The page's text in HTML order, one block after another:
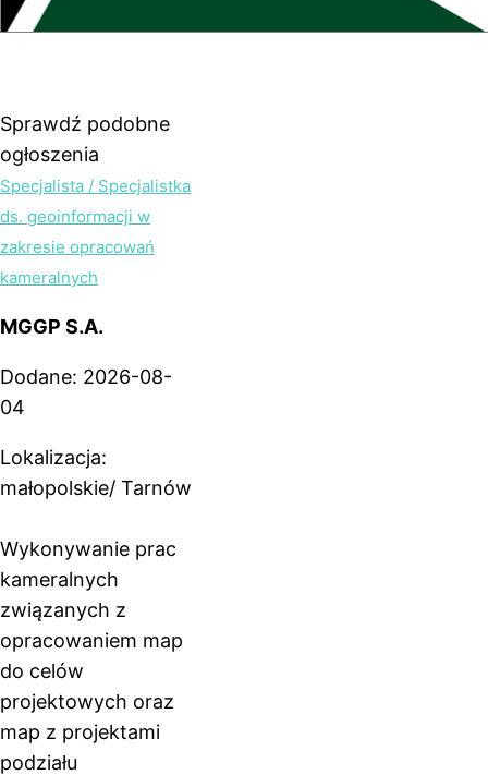
Sprawdź podobne
ogłoszenia
Specjalista / Specjalistka
ds. geoinformacji w
zakresie opracowań
kameralnych
MGGP S.A.
Dodane: 2026-08-
04
Lokalizacja:
małopolskie/ Tarnów
Wykonywanie prac
kameralnych
związanych z
opracowaniem map
do celów
projektowych oraz
map z projektami
podziału